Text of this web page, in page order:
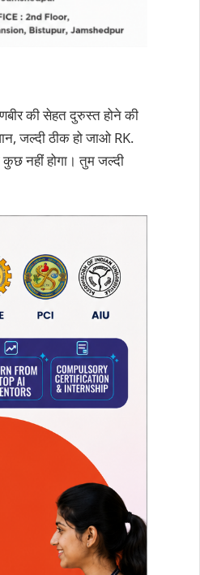
की सेहत दुरुस्त होने की
जल्दी ठीक हो जाओ RK.
नहीं होगा। तुम जल्दी